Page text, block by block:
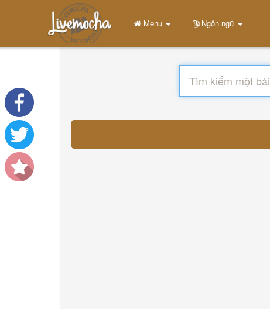
Menu Ngôn ngữ